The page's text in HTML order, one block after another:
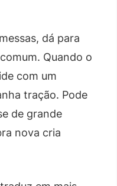
dá para
Quando o
com um
tração. Pode
de grande
nova cria